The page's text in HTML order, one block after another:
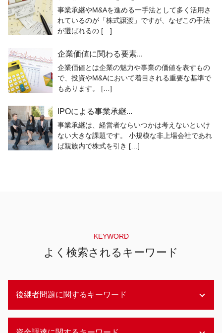
事業承継やM&Aを進める一手法として多く活用さ
れているのが「株式譲渡」ですが、なぜこの手法
が選ばれるの […]
企業価値に関わる要素...
企業価値とは企業の魅力や事業の価値を表すもの
で、投資やM&Aにおいて着目される重要な基準で
もあります。 […]
IPOによる事業承継...
事業承継は、経営者ならいつかは考えないといけ
ない大きな課題です。 小規模な非上場会社であれ
ば親族内で株式を引き […]
KEYWORD
よく検索されるキーワード
後継者問題に関するキーワード